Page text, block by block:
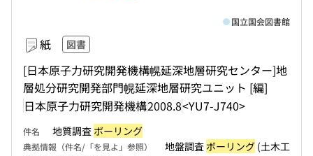
紙 図書
[日本原子力研究開発機構幌延深地層研究センター]地
層処分研究開発部門幌延深地層研究ユニット [編]
日本原子力研究開発機構2008.8<YU7-J740>
国立国会図書館
件名 地質調査 ボーリング
典拠情報（件名/「を見よ」参照） 地盤調査 ボーリング (土木工